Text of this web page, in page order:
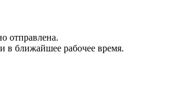
отправлена.
в ближайшее рабочее время.